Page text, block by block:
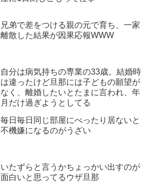
兄弟で差をつける親の元で育ち、一家
離散した結果が因果応報WWW
自分は病気持ちの専業の33歳。結婚時
は違ったけど旦那には子どもの願望が
なく、離婚したいとたまに言われ、年
月だけ過ぎようとしてる
毎日毎日同じ部屋にべったり居ないと
不機嫌になるのがうざい
いたずらと言うかちょっかい出すのが
面白いと思ってるウザ旦那